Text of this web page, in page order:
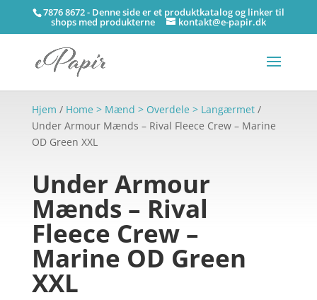
7876 8672 - Denne side er et produktkatalog og linker til
shops med produkterne kontakt@e-papir.dk
Hjem / Home > Mænd > Overdele > Langærmet/
Under Armour Mænds – Rival Fleece Crew – Marine
OD Green XXL
Under Armour
Mænds – Rival
Fleece Crew –
Marine OD Green
XXL